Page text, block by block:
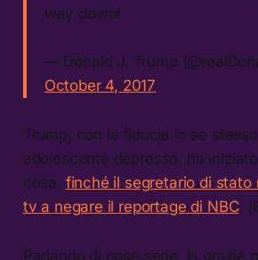
way down!
— Donald J. Trump
October 4, 2017
Trump, con la fiducia in se
adolescente depresso, ha
cosa, finché il segretario di stato
tv a negare il reportage di NBC.
Parlando di cose serie, la grazia